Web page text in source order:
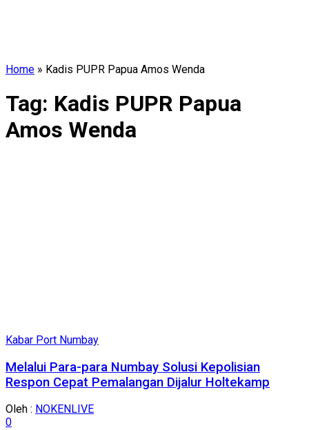
Home » Kadis PUPR Papua Amos Wenda
Tag: Kadis PUPR Papua
Amos Wenda
Kabar Port Numbay
Melalui Para-para Numbay Solusi Kepolisian
Respon Cepat Pemalangan Dijalur Holtekamp
Oleh : NOKENLIVE
0